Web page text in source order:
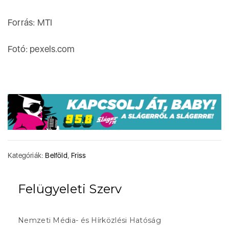
Forrás: MTI
Fotó: pexels.com
Kategóriák: Belföld Friss
Felügyeleti Szerv
Nemzeti Média- és Hírközlési Hatóság